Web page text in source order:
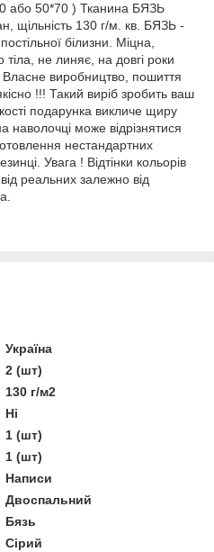
або 50*70 ) Тканина БЯЗЬ
щільність 130 г/м. кв. БЯЗЬ -
білизни. Міцна,
не линяє, на довгі роки
Власне виробництво, пошиття
!!! Такий виріб зробить ваш
подарунка викличе щиру
може відрізнятися
нестандартних
Увага ! Відтінки кольорів
реальних залежно від
Україна
2 (шт)
130 г/м2
Ні
1 (шт)
1 (шт)
Написи
Двоспальний
Бязь
Сірий